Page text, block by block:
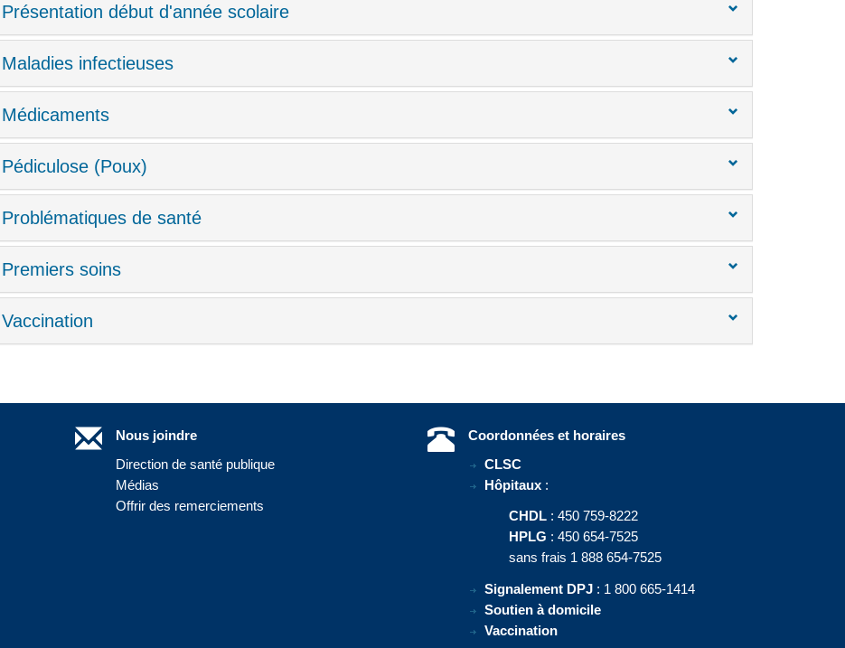
Présentation début d'année scolaire
Maladies infectieuses
Médicaments
Pédiculose (Poux)
Problématiques de santé
Premiers soins
Vaccination
Nous joindre
Direction de santé publique
Médias
Offrir des remerciements
Coordonnées et horaires
CLSC
Hôpitaux :
CHDL : 450 759-8222
HPLG : 450 654-7525
sans frais 1 888 654-7525
Signalement DPJ : 1 800 665-1414
Soutien à domicile
Vaccination